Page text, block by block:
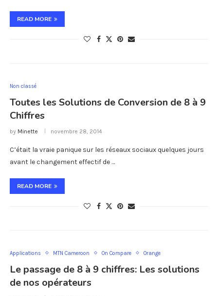
READ MORE
Non classé
Toutes les Solutions de Conversion de 8 à 9
Chiffres
by Minette novembre 28, 2014
C’était la vraie panique sur les réseaux sociaux quelques jours
avant le changement effectif de …
READ MORE
Applications MTN Cameroon On Compare Orange
Le passage de 8 à 9 chiffres: Les solutions
de nos opérateurs